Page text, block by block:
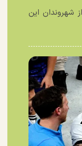
شهروندان این